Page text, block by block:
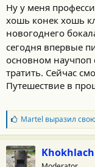
Ну у меня
хошь конек хошь
новогоднего
сегодня впервые
основном научпоп
тратить. Сейчас
Путешествие в
Б
л
а
г
о
Martel выразил
Khokhlach